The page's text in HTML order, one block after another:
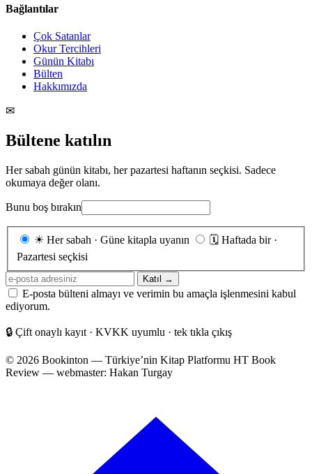
Bağlantılar
Çok Satanlar
Okur Tercihleri
Günün Kitabı
Bülten
Hakkımızda
✉
Bültene katılın
Her sabah günün kitabı, her pazartesi haftanın seçkisi. Sadece
okumaya değer olanı.
Bunu boş bırakın
Gönderim
☀ Her sabah · Güne kitapla uyanın 🗓 Haftada bir ·
Pazartesi seçkisi
E-
posta
adresiniz
Katıl →
E-posta bülteni almayı ve verimin bu amaçla işlenmesini kabul
ediyorum.
🔒 Çift onaylı kayıt · KVKK uyumlu · tek tıkla çıkış
© 2026 Bookinton — Türkiye’nin Kitap Platformu HT Book
Review — webmaster: Hakan Turgay